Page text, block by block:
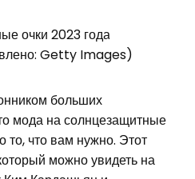
Getty Images)
больших
мода на солнцезащитные
то, что вам нужно. Этот
можно увидеть на